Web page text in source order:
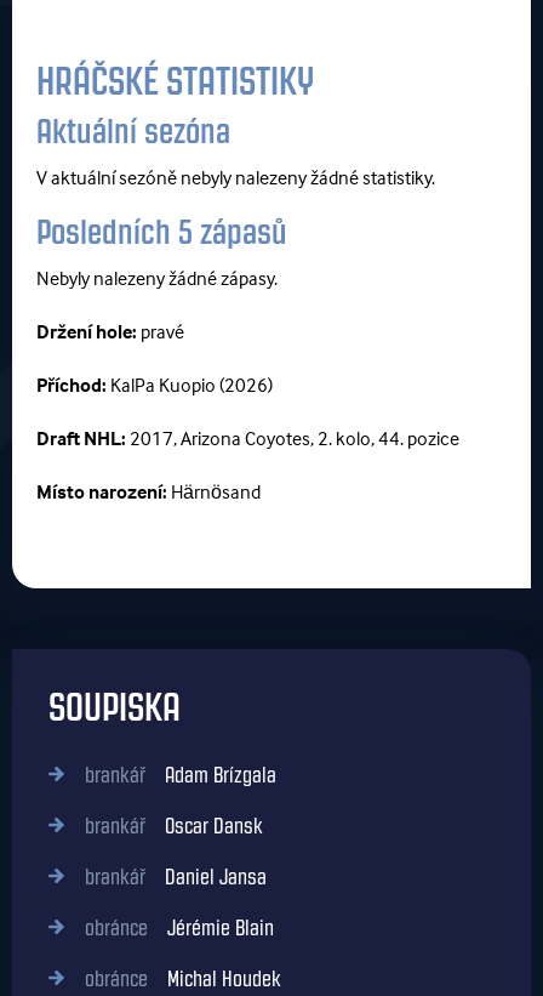
HRÁČSKÉ STATISTIKY
Aktuální sezóna
V aktuální sezóně nebyly nalezeny žádné statistiky.
Posledních 5 zápasů
Nebyly nalezeny žádné zápasy.
Držení hole: pravé
Příchod: KalPa Kuopio (2026)
Draft NHL: 2017, Arizona Coyotes, 2. kolo, 44. pozice
Místo narození: Härnösand
SOUPISKA
brankář Adam Brízgala
brankář Oscar Dansk
brankář Daniel Jansa
obránce Jérémie Blain
obránce Michal Houdek